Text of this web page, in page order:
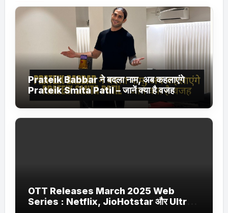
Prateik Babbar ने बदला नाम, अब कहलाएंगे
Prateik Smita Patil – जानें क्या है वजह
OTT Releases March 2025 Web
Series : Netflix, JioHotstar और Ultra